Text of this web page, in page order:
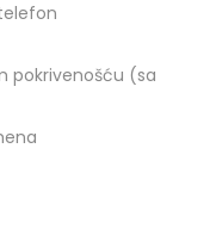
pokrivenošću (sa